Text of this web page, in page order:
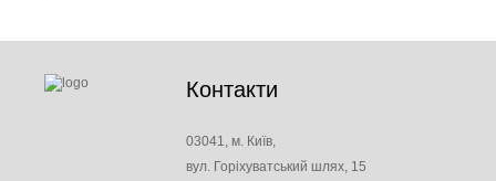
Контакти
03041, м. Київ,
вул. Горіхуватський шлях, 15